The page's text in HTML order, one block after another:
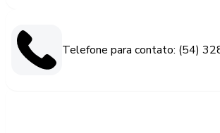
Telefone para contato: (54)